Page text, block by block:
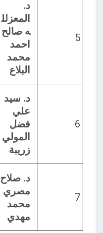
5
د.
المعزلل
ه صالح
احمد
محمد
البلاع
6
د. سيد
علي
فضل
المولي
زريبة
7
د. صلاح
مصري
محمد
مهدي